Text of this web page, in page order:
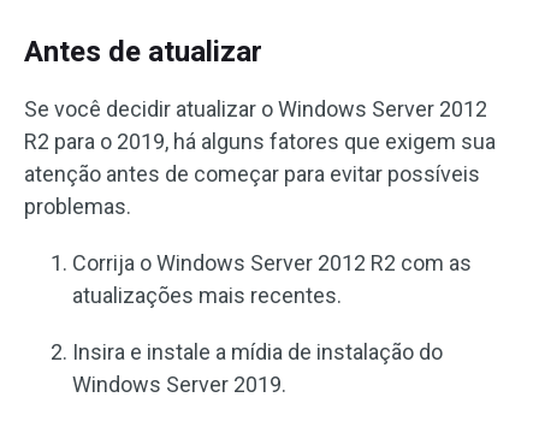
Antes de atualizar
Se você decidir atualizar o Windows Server 2012
R2 para o 2019, há alguns fatores que exigem sua
atenção antes de começar para evitar possíveis
problemas.
Corrija o Windows Server 2012 R2 com as
atualizações mais recentes.
Insira e instale a mídia de instalação do
Windows Server 2019.